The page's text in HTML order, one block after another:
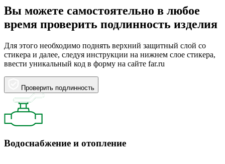
Вы можете самостоятельно в любое
время проверить подлинность изделия
Для этого необходимо поднять верхний защитный слой со
стикера и далее, следуя инструкции на нижнем слое стикера,
ввести уникальный код в форму на сайте far.ru
Проверить подлинность
Водоснабжение и отопление